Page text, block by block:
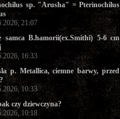
sp. "Arusha" = Pterinochilus
21:07
samca B.hamorii(ex.Smithi) 5-6 cm
16:33
p. Metallica, ciemne barwy, przed
10:33
czy dziewczyna?
10:18